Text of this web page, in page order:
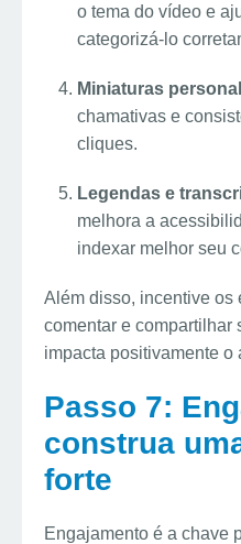
o tema do vídeo e
categorizá-lo
Miniaturas
chamativas e
cliques.
Legendas e
melhora a
indexar melhor seu
Além disso, incentive os
comentar e compartilhar
impacta positivamente o
Passo 7:
construa
forte
Engajamento é a chave